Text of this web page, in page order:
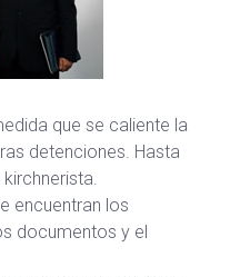
que se caliente la
detenciones. Hasta
encuentran los
documentos y el